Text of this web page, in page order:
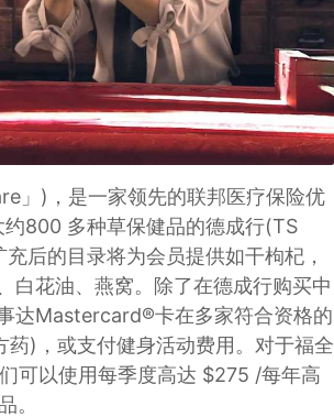
」)，是一家领先的联邦医疗保险优
800 多种草保健品的德成行(TS
后的目录将为会员提供如干枸杞，
白花油、燕窝。除了在德成行购买中
达Mastercard®卡在多家符合资格的
)，或支付健身活动费用。对于福全
可以使用每季度高达 $275 /每年高
。